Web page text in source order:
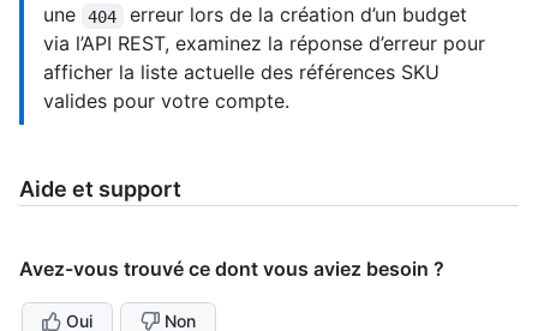
une
404
erreur lors de la création d’un budget
via l’API REST, examinez la réponse d’erreur pour
afficher la liste actuelle des références SKU
valides pour votre compte.
Aide et support
Avez-vous trouvé ce dont vous aviez besoin ?
Oui Non